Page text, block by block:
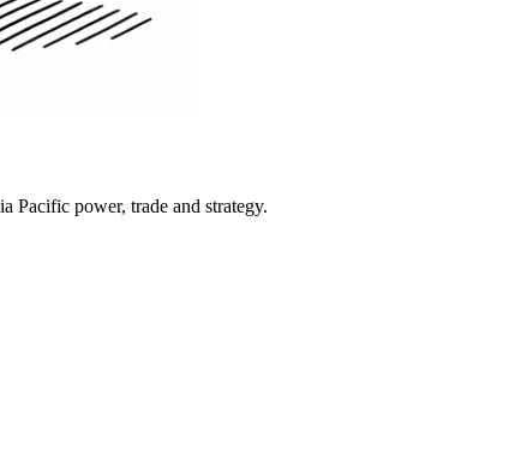
Pacific power, trade and strategy.